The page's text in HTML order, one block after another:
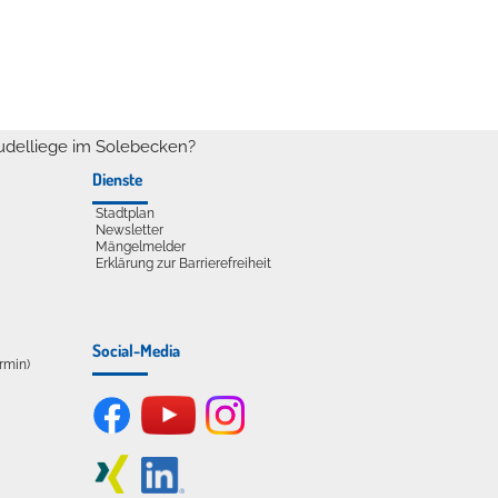
im Solebecken?
Dienste
Stadtplan
Newsletter
Mängelmelder
Erklärung zur Barrierefreiheit
Social-Media